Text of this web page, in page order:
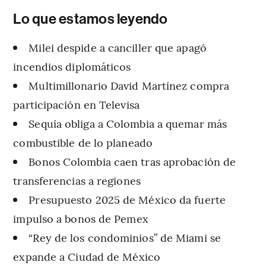
Lo que estamos leyendo
Milei despide a canciller que apagó
incendios diplomáticos
Multimillonario David Martínez compra
participación en Televisa
Sequía obliga a Colombia a quemar más
combustible de lo planeado
Bonos Colombia caen tras aprobación de
transferencias a regiones
Presupuesto 2025 de México da fuerte
impulso a bonos de Pemex
“Rey de los condominios” de Miami se
expande a Ciudad de México